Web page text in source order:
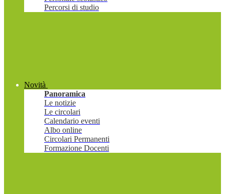
Percorsi di studio
Novità
Panoramica
Le notizie
Le circolari
Calendario eventi
Albo online
Circolari Permanenti
Formazione Docenti